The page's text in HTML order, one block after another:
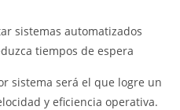
sistemas automatizados
tiempos de espera
sistema será el que logre un
y eficiencia operativa.